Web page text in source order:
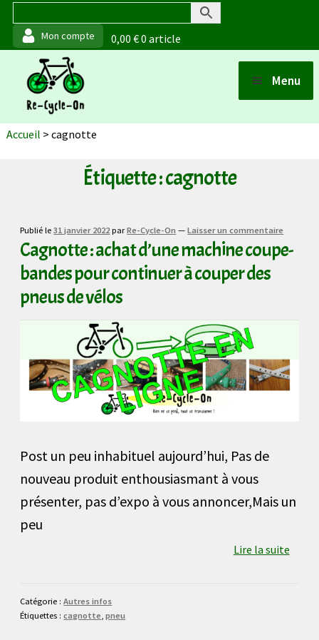
0,00€0 article
Aller
navigation
Aller
au
contenu
Menu
Boutique
Points de vente
Actualités
Ouvrir
Accueil > cagnotte
Étiquette :cagnotte
Publié le31 janvier 2022 parRe-Cycle-On —Laisser un commentaire
Cagnotte : achat d’une machine coupe-
bandes pour continuer à couper des
pneus de vélos
Post un peu inhabituel aujourd’hui, Pas de
nouveau produit enthousiasmant à vous
présenter, pas d’expo à vous annoncer,Mais un
peu
Lire la suite
Catégorie :Autres infos
Étiquettes :cagnotte ,pneu